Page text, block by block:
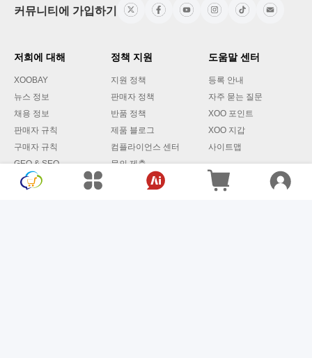
커뮤니티에 가입하기
저희에 대해
XOOBAY
뉴스 정보
채용 정보
판매자 규칙
구매자 규칙
GEO & SEO
정책 지원
지원 정책
판매자 정책
반품 정책
제품 블로그
컴플라이언스 센터
문의 제출
도움말 센터
등록 안내
자주 묻는 질문
XOO 포인트
XOO 지갑
사이트맵